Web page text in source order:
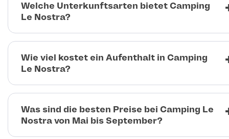
Welche Unterkunftsarten bietet Camping
Le Nostra?
Wie viel kostet ein Aufenthalt in Camping
Le Nostra?
Was sind die besten Preise bei Camping Le
Nostra von Mai bis September?